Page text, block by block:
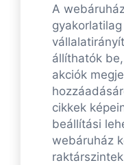
A
állíthatók
akciók
cikkek
beállítási
webáruház